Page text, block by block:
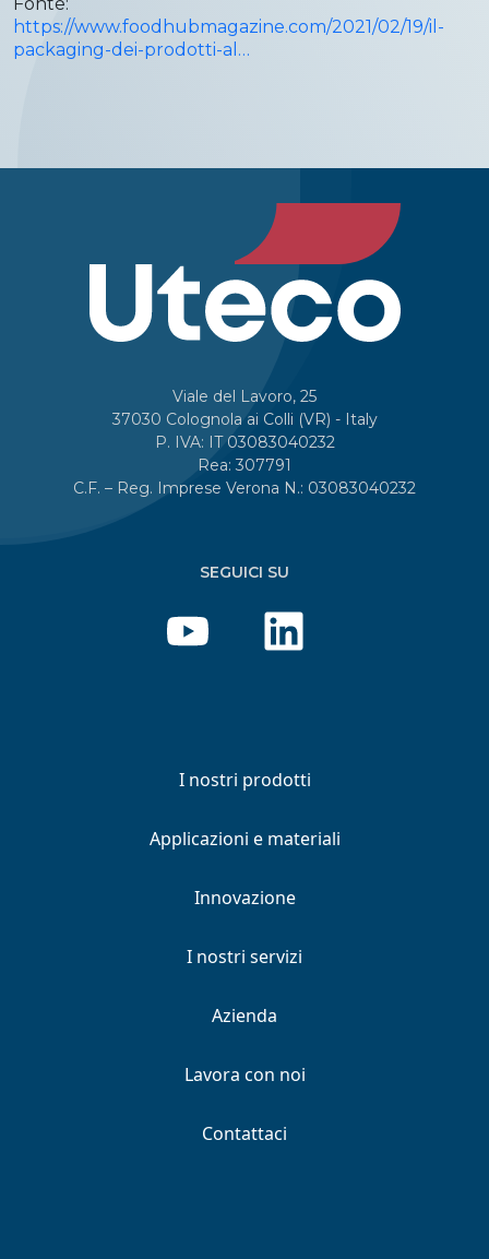
https://www.foodhubmagazine.com/2021/02/19/il-
packaging-dei-prodotti-al…
Viale del Lavoro, 25
37030 Colognola ai Colli (VR) - Italy
P. IVA: IT 03083040232
Rea: 307791
C.F. – Reg. Imprese Verona N.: 03083040232
SEGUICI SU
I nostri prodotti
Applicazioni e materiali
Innovazione
I nostri servizi
Azienda
Lavora con noi
Contattaci